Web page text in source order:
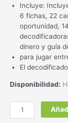
Incluye:
6 fichas, 22
oportunidad,
dinero y guía
para jugar
El
Disponibilidad: